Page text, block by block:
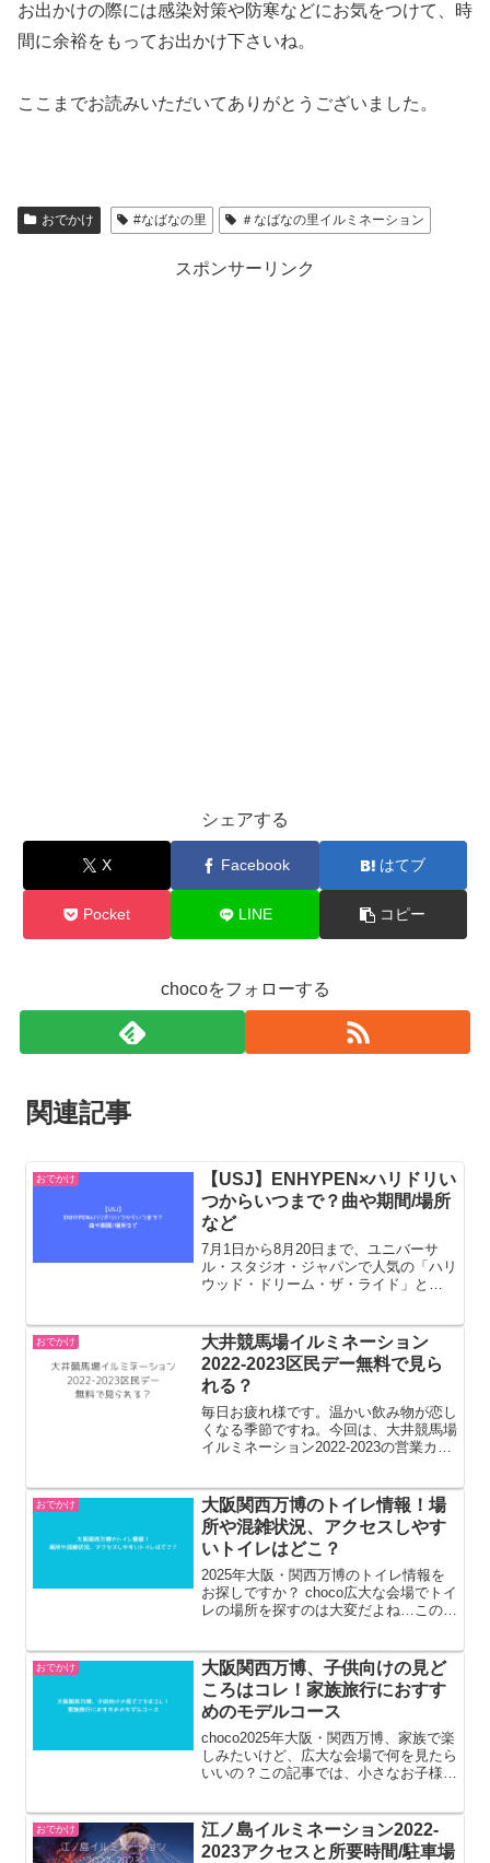
お出かけの際には感染対策や防寒などにお気をつけて、時
間に余裕をもってお出かけ下さいね。
ここまでお読みいただいてありがとうございました。
おでかけ #なばなの里 ＃なばなの里イルミネーション
スポンサーリンク
シェアする
X Facebook はてブ
Pocket LINE コピー
chocoをフォローする
関連記事
おでかけ
【USJ】ENHYPEN×ハリドリい
つからいつまで？曲や期間/場所
など
7月1日から8月20日まで、ユニバーサ
ル・スタジオ・ジャパンで人気の「ハリ
ウッド・ドリーム・ザ・ライド」と
ドリーム・ザ・ライド』が開催されま
す。『HY...
おでかけ
大井競馬場イルミネーション
2022-2023区民デー無料で見ら
れる？
毎日お疲れ様です。温かい飲み物が恋し
くなる季節ですね。今回は、大井競馬場
イルミネーション2022-2023の営業カレ
見られる？などについて調べてみまし
た。大井競...
おでかけ
大阪関西万博のトイレ情報！場
所や混雑状況、アクセスしやす
いトイレはどこ？
2025年大阪・関西万博のトイレ情報を
お探しですか？ choco広大な会場でトイ
レの場所を探すのは大変だよね…この記
すい時間帯や場所、アクセスしやすいト
イレ、多機能トイ...
おでかけ
大阪関西万博、子供向けの見ど
ころはコレ！家族旅行におすす
めのモデルコース
choco2025年大阪・関西万博、家族で楽
しみたいけど、広大な会場で何を見たら
いいの？この記事では、小さなお子様か
ど、子供目線で厳選した万博の見どころ
を分かりやすく解...
おでかけ
江ノ島イルミネーション2022-
2023アクセスと所要時間/駐車場